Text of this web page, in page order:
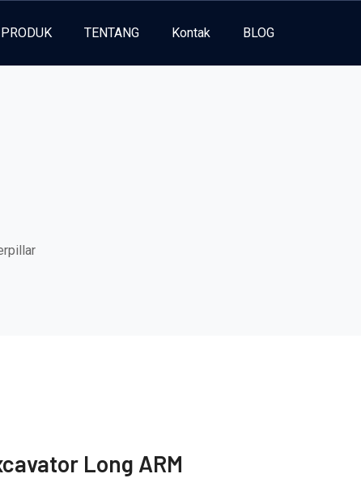
PRODUK TENTANG Kontak BLOG
Long ARM